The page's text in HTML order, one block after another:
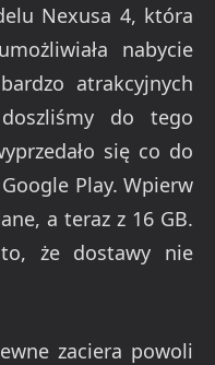
Nexusa 4, która
nabycie
atrakcyjnych
do tego
się co do
Play. Wpierw
a teraz z 16 GB.
że dostawy nie
zaciera powoli